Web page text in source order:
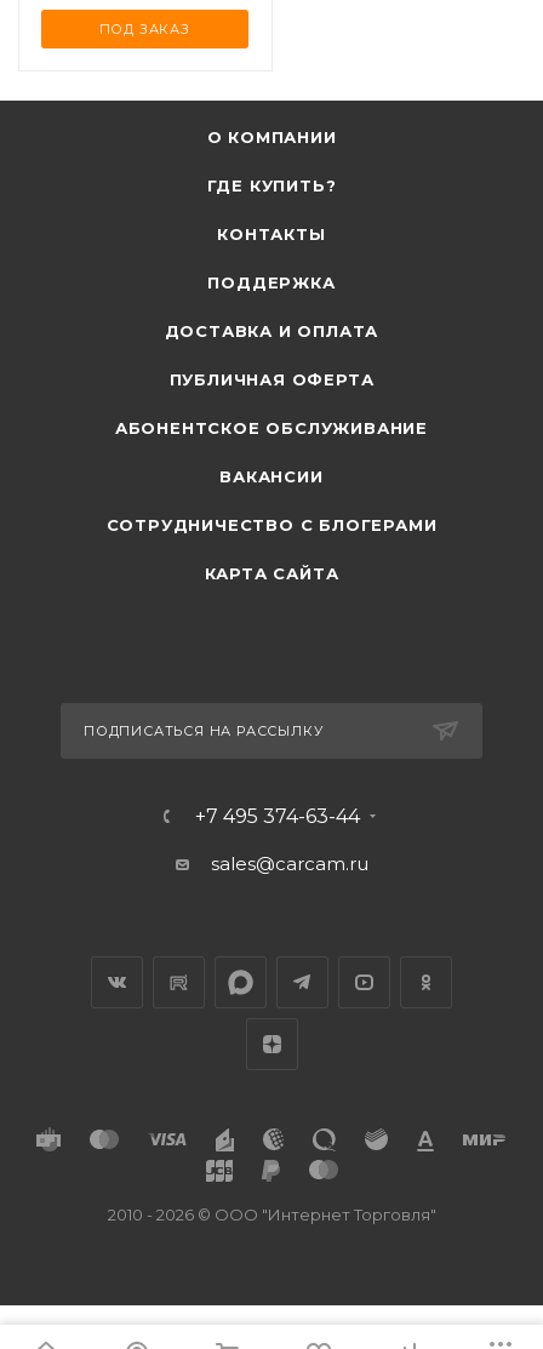
ПОД ЗАКАЗ
О КОМПАНИИ
ГДЕ КУПИТЬ?
КОНТАКТЫ
ПОДДЕРЖКА
ДОСТАВКА И ОПЛАТА
ПУБЛИЧНАЯ ОФЕРТА
АБОНЕНТСКОЕ ОБСЛУЖИВАНИЕ
ВАКАНСИИ
СОТРУДНИЧЕСТВО С БЛОГЕРАМИ
КАРТА САЙТА
ПОДПИСАТЬСЯ НА РАССЫЛКУ
+7 495 374-63-44
sales@carcam.ru
2010 - 2026 © ООО "Интернет Торговля"